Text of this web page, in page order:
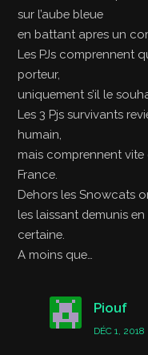
sur l’aube bleue
en battant apres un
Les PJs comprennent
porteur,
uniquement s’il le
Les 3 Pjs survivants
humain,
mais comprennent vite
France.
Dehors les Snowcats
les laissant demunis
certaine.
A moins que…
Piouf
DÉC 1, 2018